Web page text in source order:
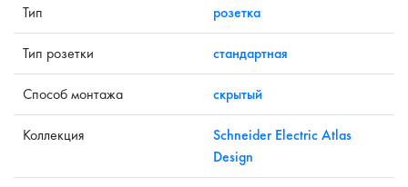
Тип розетка
Тип розетки стандартная
Способ монтажа скрытый
Коллекция
Schneider Electric Atlas
Design